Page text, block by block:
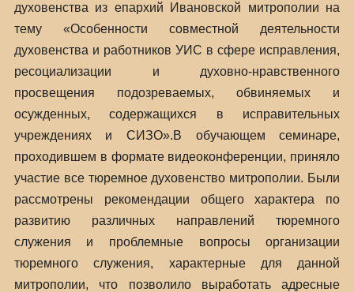
духовенства из епархий Ивановской митрополии на
тему «Особенности совместной деятельности
духовенства и работников УИС в сфере исправления,
ресоциализации и духовно-нравственного
просвещения подозреваемых, обвиняемых и
осужденных, содержащихся в исправительных
учреждениях и СИЗО».В обучающем семинаре,
проходившем в формате видеоконференции, приняло
участие все тюремное духовенство митрополии. Были
рассмотрены рекомендации общего характера по
развитию различных направлений тюремного
служения и проблемные вопросы организации
тюремного служения, характерные для данной
митрополии, что позволило выработать адресные